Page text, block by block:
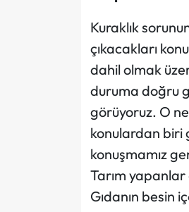
Kuraklık
çıkacakları
dahil olmak
duruma doğru
görüyoruz. O
konulardan biri
konuşmamız
Tarım yapanlar
Gıdanın besin